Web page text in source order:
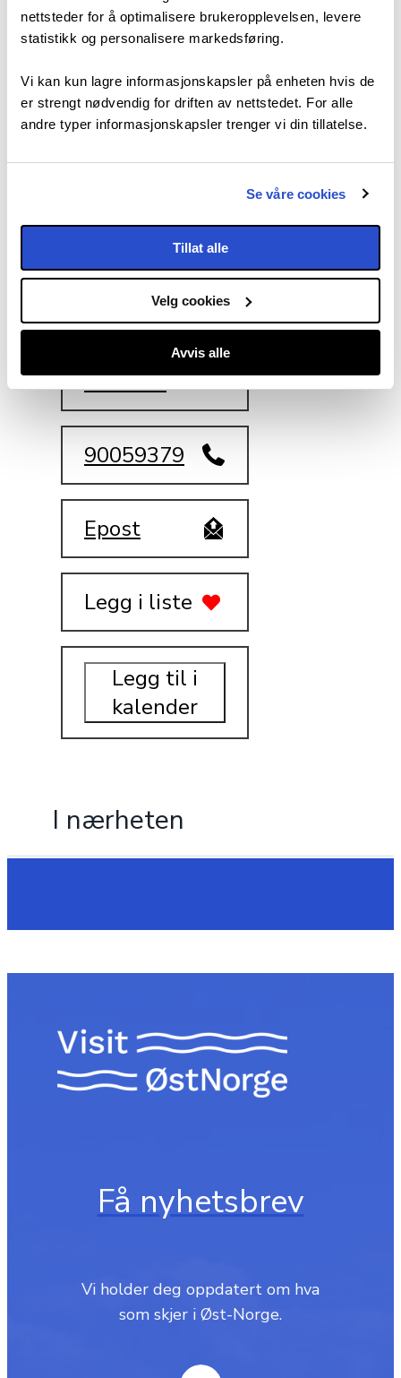
nettsteder for å optimalisere brukeropplevelsen, levere
statistikk og personalisere markedsføring.
Vi kan kun lagre informasjonskapsler på enheten hvis de
er strengt nødvendig for driften av nettstedet. For alle
andre typer informasjonskapsler trenger vi din tillatelse.
Se våre cookies
Tillat alle
Velg cookies
Avvis alle
Bestill nå
nettside
90059379
Epost
Legg i liste
Legg til i
kalender
I nærheten
Få nyhetsbrev
Vi holder deg oppdatert om hva
som skjer i Øst-Norge.